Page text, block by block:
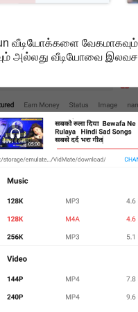
வீடியோக்களை
அல்லது வீடியோவை